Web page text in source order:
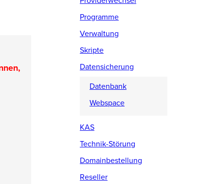
Programme
Verwaltung
Skripte
Datensicherung
Datenbank
Webspace
KAS
Technik-Störung
Domainbestellung
Reseller